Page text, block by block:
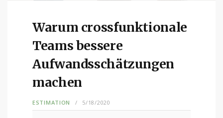
Warum crossfunktionale
Teams bessere
Aufwandsschätzungen
machen
ESTIMATION 5/18/2020